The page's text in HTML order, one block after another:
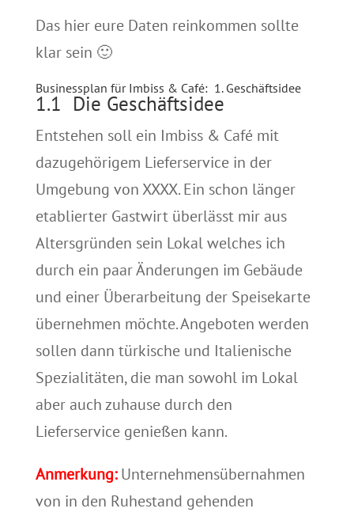
Das hier eure Daten reinkommen sollte
klar sein 🙂
Businessplan für Imbiss & Café: 1. Geschäftsidee
1.1 Die Geschäftsidee
Entstehen soll ein Imbiss & Café mit
dazugehörigem Lieferservice in der
Umgebung von XXXX. Ein schon länger
etablierter Gastwirt überlässt mir aus
Altersgründen sein Lokal welches ich
durch ein paar Änderungen im Gebäude
und einer Überarbeitung der Speisekarte
übernehmen möchte. Angeboten werden
sollen dann türkische und Italienische
Spezialitäten, die man sowohl im Lokal
aber auch zuhause durch den
Lieferservice genießen kann.
Anmerkung:Unternehmensübernahmen
von in den Ruhestand gehenden